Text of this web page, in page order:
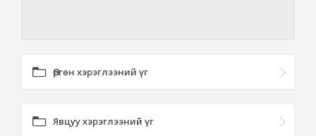
Өргөн хэрэглээний үг
Явцуу хэрэглээний үг